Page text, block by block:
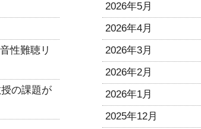
性難聴リ
の課題が
2026年5月
2026年4月
2026年3月
2026年2月
2026年1月
2025年12月